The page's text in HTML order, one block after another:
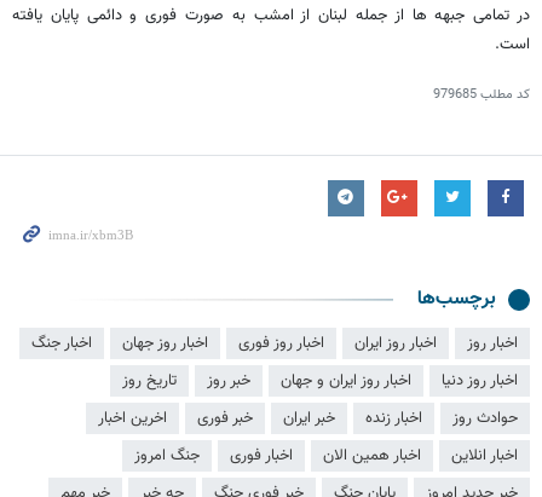
در تمامی جبهه ها از جمله لبنان از امشب به صورت فوری و دائمی پایان یافته
است.
کد مطلب979685
برچسب‌ها
اخبار روز اخبار روز ایران اخبار روز فوری اخبار روز جهان
اخبار جنگ
اخبار روز دنیا
اخبار روز ایران و جهان خبر روز
تاریخ روز
حوادث روز
اخبار زنده خبر ایران خبر فوری
اخرین اخبار
اخبار انلاین
اخبار همین الان اخبار فوری
جنگ امروز